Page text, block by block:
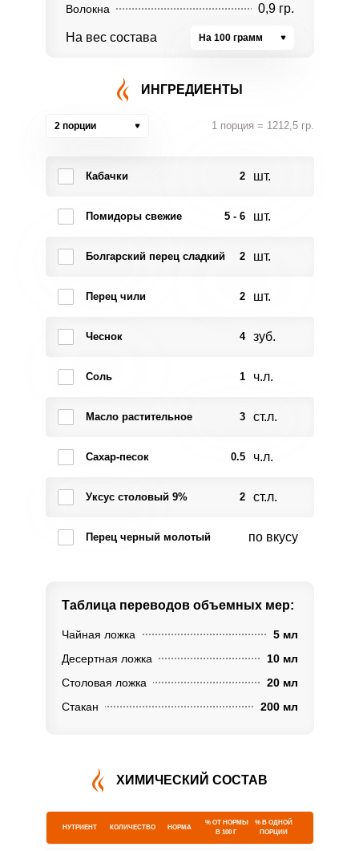
Волокна 0,9 гр.
На вес состава На 100 грамм
ИНГРЕДИЕНТЫ
2 порции 1 порция = 1212,5 гр.
Кабачки 2 шт.
Помидоры свежие 5 - 6 шт.
Болгарский перец сладкий 2 шт.
Перец чили 2 шт.
Чеснок 4 зуб.
Соль 1 ч.л.
Масло растительное 3 ст.л.
Сахар-песок 0.5 ч.л.
Уксус столовый 9% 2 ст.л.
Перец черный молотый по вкусу
Таблица переводов объемных мер:
Чайная ложка
5 мл
Десертная ложка
10 мл
Столовая ложка
20 мл
Стакан
200 мл
ХИМИЧЕСКИЙ СОСТАВ
НУТРИЕНТ КОЛИЧЕСТВО НОРМА
% ОТ НОРМЫ
В 100 Г
% В ОДНОЙ
ПОРЦИИ